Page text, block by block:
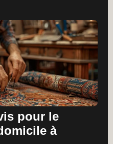
pour le
à